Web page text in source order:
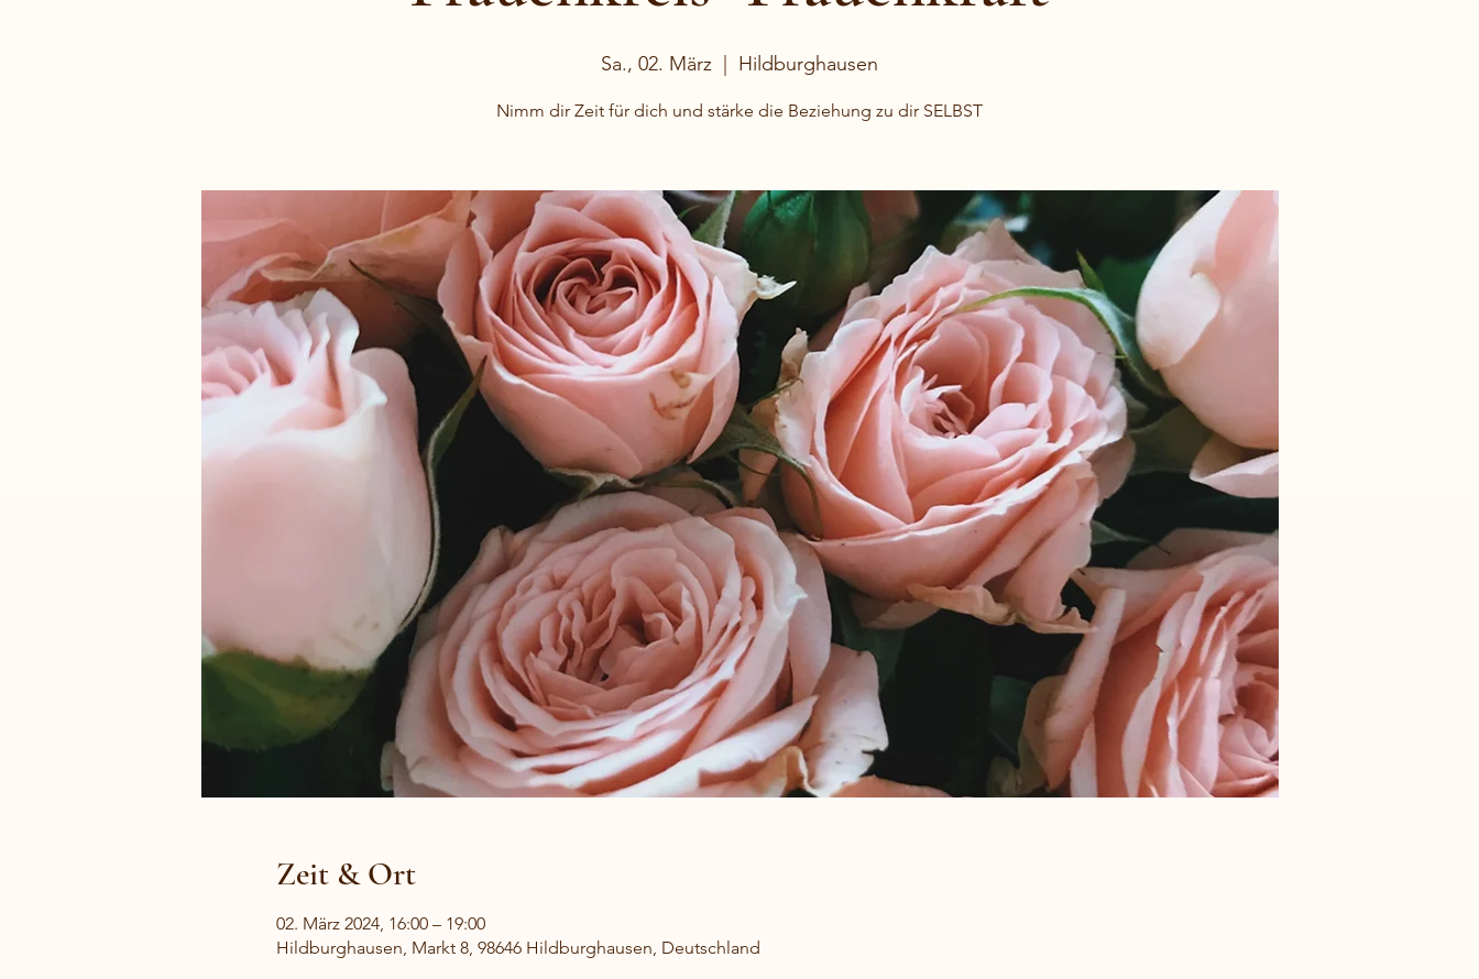
Sa., 02. März Hildburghausen
Nimm dir Zeit für dich und stärke die Beziehung zu dir SELBST
Zeit & Ort
02. März 2024, 16:00 – 19:00
Hildburghausen, Markt 8, 98646 Hildburghausen, Deutschland